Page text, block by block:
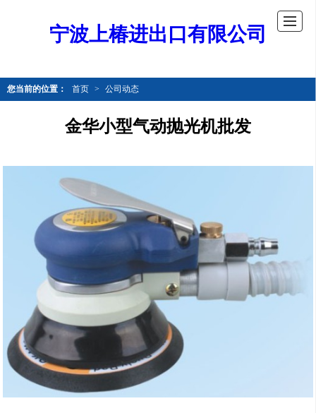
宁波上椿进出口有限公司
您当前的位置： 首页 > 公司动态
金华小型气动抛光机批发